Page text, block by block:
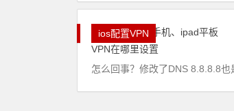
ios配置VPN
怎么回事？修改了DNS 8.8.8.8也